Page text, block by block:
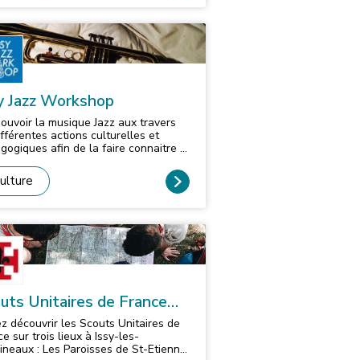
a lieu, chaque année, le samedi
(samedi gloria).
en forme douce personnalisée
sur la base de techniques
Yoga. Adhésion annuelle :
€
Jazz Workshop
la musique Jazz aux travers
actions culturelles et
afin de la faire connaitre à
Unitaires de France
- Groupe Notre-Dame-
Pauvres - Issy-les-
découvrir les Scouts Unitaires de
sur trois lieux à Issy-les-
: Les Paroisses de St-Etienne,